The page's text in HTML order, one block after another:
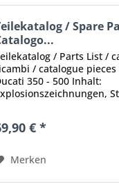
/ Spare
/ Parts List /
/ catalogue pieces
350 - 500 Inhalt:
Umfang: ca. 40
€ *
Merken